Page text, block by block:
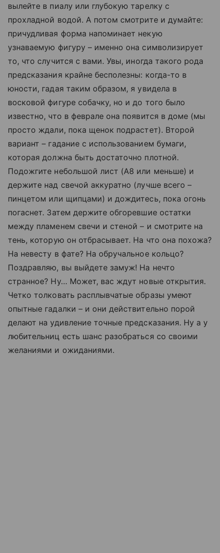
вылейте в пиалу или глубокую тарелку с
прохладной водой. А потом смотрите и думайте:
причудливая форма напоминает некую
узнаваемую фигуру – именно она символизирует
то, что случится с вами. Увы, иногда такого рода
предсказания крайне бесполезны: когда-то в
юности, гадая таким образом, я увидела в
восковой фигуре собачку, но и до того было
известно, что в феврале она появится в доме (мы
просто ждали, пока щенок подрастет). Второй
вариант – гадание с использованием бумаги,
которая должна быть достаточно плотной.
Подожгите небольшой лист (А8 или меньше) и
держите над свечой аккуратно (лучше всего –
пинцетом или щипцами) и дождитесь, пока огонь
погаснет. Затем держите обгоревшие остатки
между пламенем свечи и стеной – и смотрите на
тень, которую он отбрасывает. На что она похожа?
На невесту в фате? На обручальное кольцо?
Поздравляю, вы выйдете замуж! На нечто
странное? Ну… Может, вас ждут новые открытия.
Четко толковать расплывчатые образы умеют
опытные гадалки – и они действительно порой
делают на удивление точные предсказания. Ну а у
любительниц есть шанс разобраться со своими
желаниями и ожиданиями.